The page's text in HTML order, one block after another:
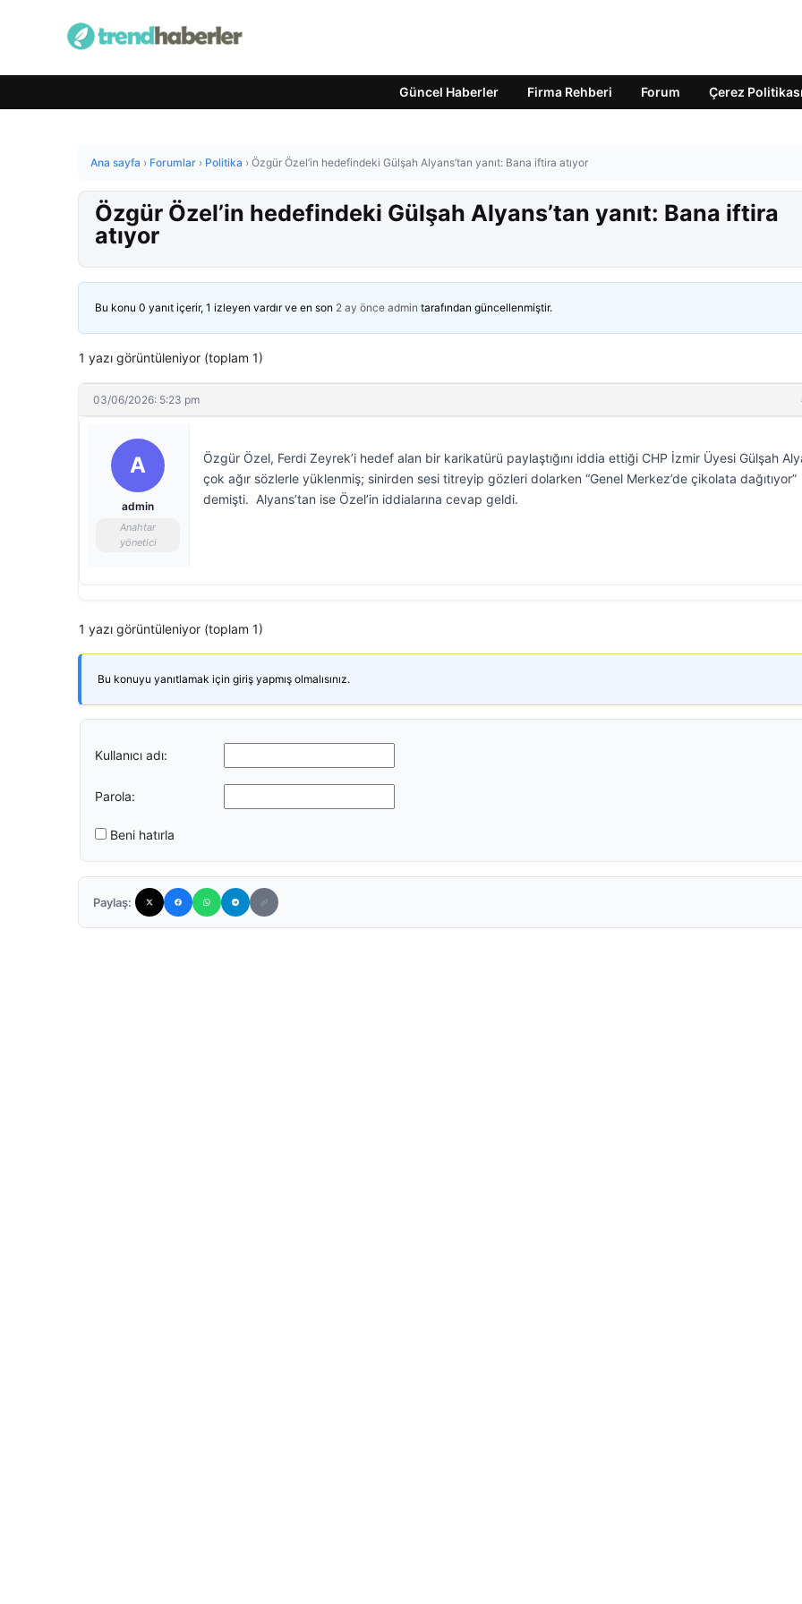
Güncel Haberler Firma Rehberi Forum Çerez Politikası
Ana sayfa › Forumlar › Politika › Özgür Özel’in hedefindeki Gülşah Alyans’tan yanıt: Bana iftira atıyor
Özgür Özel’in hedefindeki Gülşah Alyans’tan yanıt: Bana iftira
atıyor
Bu konu 0 yanıt içerir, 1 izleyen vardır ve en son 2 ay önce admin tarafından güncellenmiştir.
1 yazı görüntüleniyor (toplam 1)
03/06/2026: 5:23 pm
A
admin
Anahtar
yönetici
Özgür Özel, Ferdi Zeyrek’i hedef alan bir karikatürü paylaştığını iddia ettiği CHP İzmir Üyesi Gülşah
çok ağır sözlerle yüklenmiş; sinirden sesi titreyip gözleri dolarken “Genel Merkez’de çikolata dağıtıyor”
demişti. Alyans’tan ise Özel’in iddialarına cevap geldi.
1 yazı görüntüleniyor (toplam 1)
Bu konuyu yanıtlamak için giriş yapmış olmalısınız.
Kullanıcı adı:
Parola:
Beni hatırla
Paylaş: